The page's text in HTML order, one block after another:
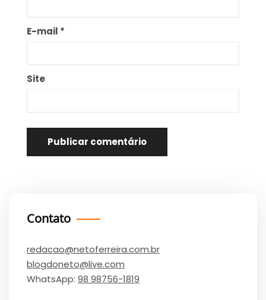
E-mail *
Site
Contato
redacao@netoferreira.com.br
blogdoneto@live.com
WhatsApp: 98 98756-1819